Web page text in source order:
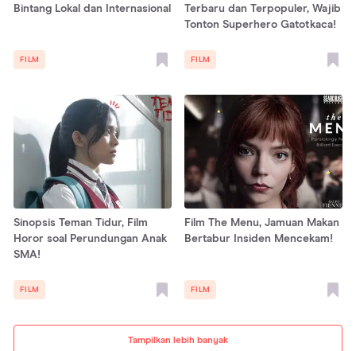
Tampilkan lebih banyak
Bintang Lokal dan Internasional
FILM
Terbaru dan Terpopuler, Wajib
Tonton Superhero Gatotkaca!
FILM
Sinopsis Teman Tidur, Film
Horor soal Perundungan Anak
SMA!
FILM
Film The Menu, Jamuan Makan
Bertabur Insiden Mencekam!
FILM